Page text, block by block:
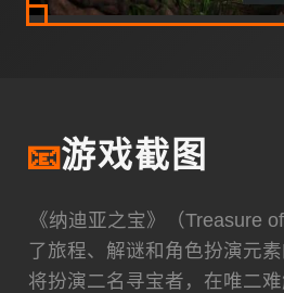
📧游戏截图
《纳迪亚之宝》（Treasure
了旅程、解谜和角色扮演元
将扮演二名寻宝者，在唯二难